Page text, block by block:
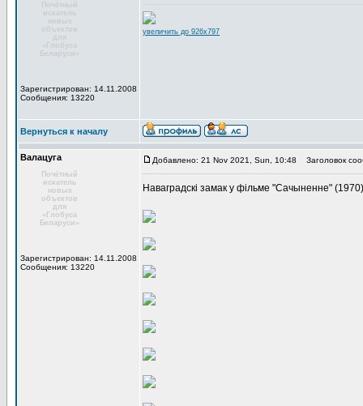
Почётный
искатель
новых
объектов
для
«Глобуса
Беларуси»
Зарегистрирован: 14.11.2008
Сообщения: 13220
увеличить до 926x797
Вернуться к началу
Валацуга
Почётный
искатель
новых
объектов
для
«Глобуса
Беларуси»
Зарегистрирован: 14.11.2008
Сообщения: 13220
Добавлено: 21 Nov 2021, Sun, 10:48 Заголовок
Наваградскі замак у фільме "Сачыненне"